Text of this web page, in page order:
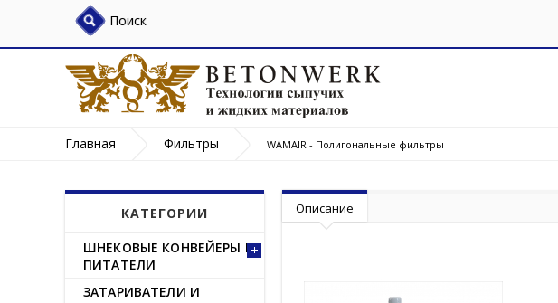
Поиск
Главная Фильтры WAMAIR - Полигональные фильтры
КАТЕГОРИИ
ШНЕКОВЫЕ КОНВЕЙЕРЫ И
ПИТАТЕЛИ
ЗАТАРИВАТЕЛИ И
Описание